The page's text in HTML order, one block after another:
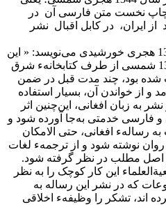
چاپ نخست متن فارسی آن در
ایران، در کابل اقبال نشر
آقای بریمن به تاریخ 18 اسد 1344 هجری خورشیدی می‌نویسد: « این
رساله 41 سال قبل در سال 1303 شمسی از طرف کتابخانهء شرق
بود، چند مدت قبل در ضمن
و از خواندن آن، بسیار استفاده
به زبان افغانی، این‌چنین اثر
و فارسی خدمتی به‌جا آورده شود و
افغانی، حتی الامکان
نوشته شود و از ترجمهء لغات
مطلب در نظر گرفته شود.
این کار کوچک را به نظر
که در نشر این رساله به
اند، تشکر را وظیفهء اخلاقی